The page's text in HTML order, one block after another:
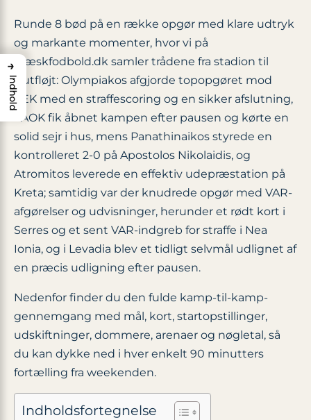
Runde 8 bød på en række opgør med klare udtryk
og markante momenter, hvor vi på
græskfodbold.dk samler trådene fra stadion til
slutfløjt: Olympiakos afgjorde topopgøret mod
AEK med en straffescoring og en sikker afslutning,
PAOK fik åbnet kampen efter pausen og kørte en
solid sejr i hus, mens Panathinaikos styrede en
kontrolleret 2-0 på Apostolos Nikolaidis, og
Atromitos leverede en effektiv udepræstation på
Kreta; samtidig var der knudrede opgør med VAR-
afgørelser og udvisninger, herunder et rødt kort i
Serres og et sent VAR-indgreb for straffe i Nea
Ionia, og i Levadia blev et tidligt selvmål udlignet af
en præcis udligning efter pausen.
Nedenfor finder du den fulde kamp-til-kamp-
gennemgang med mål, kort, startopstillinger,
udskiftninger, dommere, arenaer og nøgletal, så
du kan dykke ned i hver enkelt 90 minutters
fortælling fra weekenden.
Indholdsfortegnelse
→
Indhold